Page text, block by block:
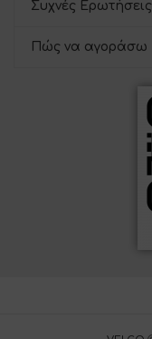
Συχνές Ερωτήσεις
Πώς να αγοράσω